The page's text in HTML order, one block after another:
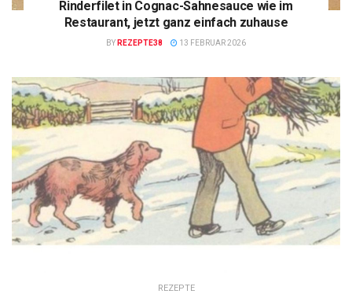
Rinderfilet in Cognac-Sahnesauce wie im
Restaurant, jetzt ganz einfach zuhause
BY REZEPTE38 13 FEBRUAR 2026
REZEPTE